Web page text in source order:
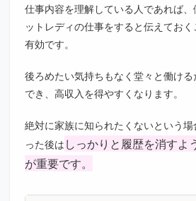
仕事内容を理解している人であれば
ットレディの仕事をすると伝えてお
有効です。
後ろめたい気持ちもなく堂々と働け
でき、高収入を得やすくなります。
絶対に家族に知られたくないという
った後は しっかりと履歴を消すよ
が重要です。